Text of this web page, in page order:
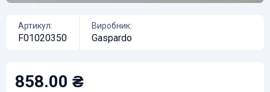
Артикул:
F01020350
Виробник:
Gaspardo
858.00 ₴